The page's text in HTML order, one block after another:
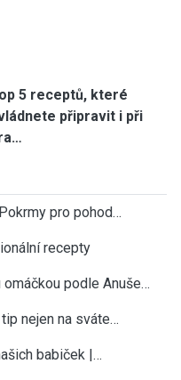
5 receptů, které
připravit i při
pro pohod…
recepty
podle Anuše…
nejen na sváte…
babiček |…